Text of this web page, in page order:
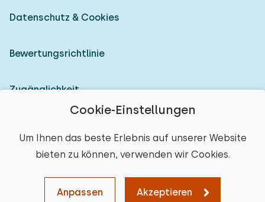
Cookie-Einstellungen
Um Ihnen das beste Erlebnis auf unserer Website
bieten zu können, verwenden wir Cookies.
Anpassen Akzeptieren
Löschen Weiter
Karte Sortieren
Datenschutz & Cookies
Bewertungsrichtlinie
Zugänglichkeit
© 2026 Heerlijke Huisjes (eingetragene Marke)